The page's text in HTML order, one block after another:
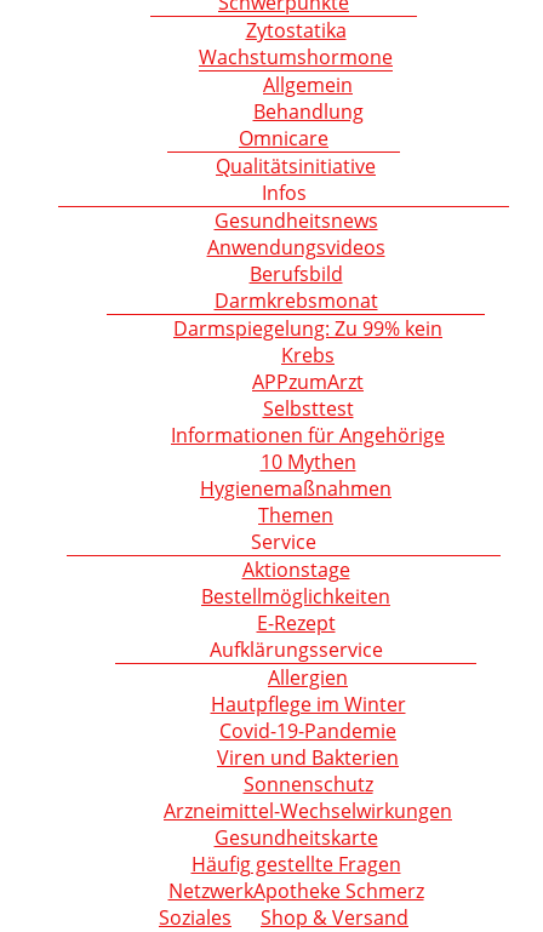
Zytostatika
Wachstumshormone
Allgemein
Behandlung
Omnicare
Qualitätsinitiative
Infos
Gesundheitsnews
Anwendungsvideos
Berufsbild
Darmkrebsmonat
Darmspiegelung: Zu 99% kein
Krebs
APPzumArzt
Selbsttest
Informationen für Angehörige
10 Mythen
Hygienemaßnahmen
Themen
Service
Aktionstage
Bestellmöglichkeiten
E-Rezept
Aufklärungsservice
Allergien
Hautpflege im Winter
Covid-19-Pandemie
Viren und Bakterien
Sonnenschutz
Arzneimittel-Wechselwirkungen
Gesundheitskarte
Häufig gestellte Fragen
NetzwerkApotheke Schmerz
Soziales
Shop & Versand